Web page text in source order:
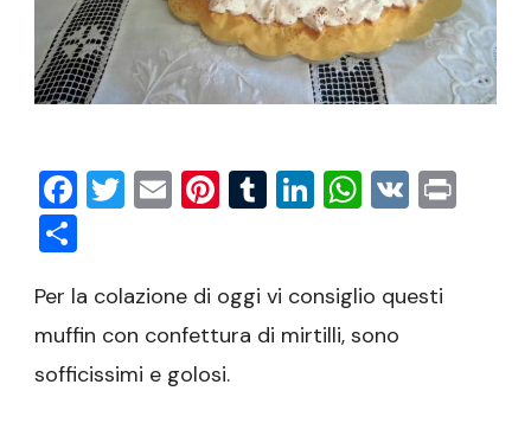
Facebook
Twitter
EmailPinterest
Tumblr
LinkedIn
VK
Per la colazione di oggi vi consiglio questi
muffin con confettura di mirtilli, sono
sofficissimi e golosi.